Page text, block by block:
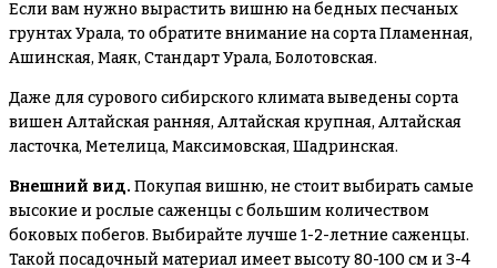
Если вам нужно вырастить вишню на бедных песчаных
грунтах Урала, то обратите внимание на сорта Пламенная,
Ашинская, Маяк, Стандарт Урала, Болотовская.
Даже для сурового сибирского климата выведены сорта
вишен Алтайская ранняя, Алтайская крупная, Алтайская
ласточка, Метелица, Максимовская, Шадринская.
Внешний вид. Покупая вишню, не стоит выбирать самые
высокие и рослые саженцы с большим количеством
боковых побегов. Выбирайте лучше 1-2-летние саженцы.
Такой посадочный материал имеет высоту 80-100 см и 3-4